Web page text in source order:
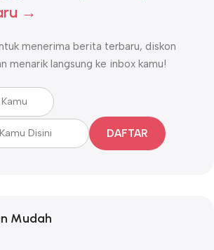
→
menerima berita terbaru, diskon
menarik langsung ke inbox kamu!
DAFTAR
Mudah